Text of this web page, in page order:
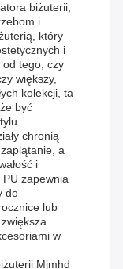
biżuterii,
który
i
od tego, czy
większy,
kolekcji, ta
być
chronią
a
i
PU zapewnia
do
lub
w
Mjmhd